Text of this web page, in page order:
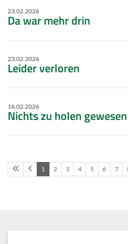
23.02.2026
Da war mehr drin
23.02.2026
Leider verloren
16.02.2026
Nichts zu holen gewesen
1 2 3 4 5 6 7